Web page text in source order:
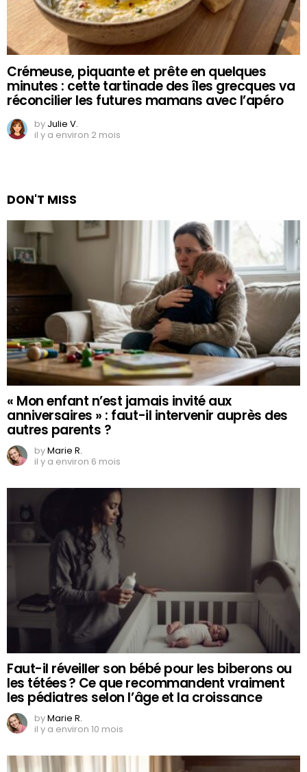
Crémeuse, piquante et prête en quelques
minutes : cette tartinade des îles grecques va
réconcilier les futures mamans avec l’apéro
by Julie V.
il y a environ 2 mois
DON'T MISS
« Mon enfant n’est jamais invité aux
anniversaires » : faut-il intervenir auprès des
autres parents ?
byMarie R.
il y a environ 6 mois
Faut-il réveiller son bébé pour les biberons ou
les tétées ? Ce que recommandent vraiment
les pédiatres selon l’âge et la croissance
byMarie R.
il y a environ 10 mois